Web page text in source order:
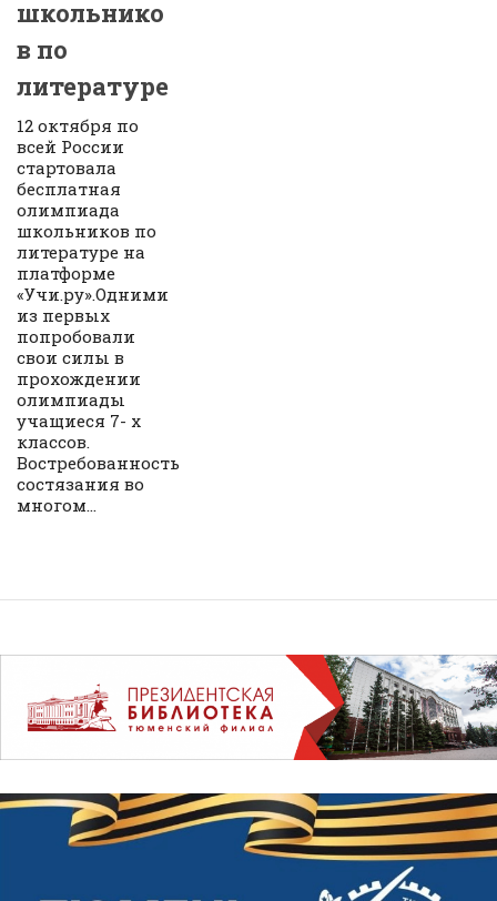
школьнико
в по
литературе
12 октября по
всей России
стартовала
бесплатная
олимпиада
школьников по
литературе на
платформе
«Учи.ру».Одними
из первых
попробовали
свои силы в
прохождении
олимпиады
учащиеся 7- х
классов.
Востребованность
состязания во
многом...